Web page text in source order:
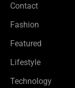
Contact
Fashion
Featured
Lifestyle
Technology